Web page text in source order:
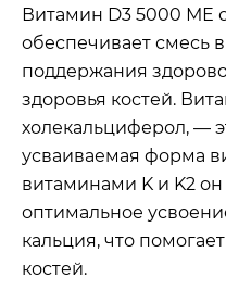
Витамин D3 5000 МЕ
обеспечивает смесь
поддержания
здоровья костей.
холекальциферол, —
усваиваемая форма
витаминами K и K2
оптимальное
кальция, что
костей.